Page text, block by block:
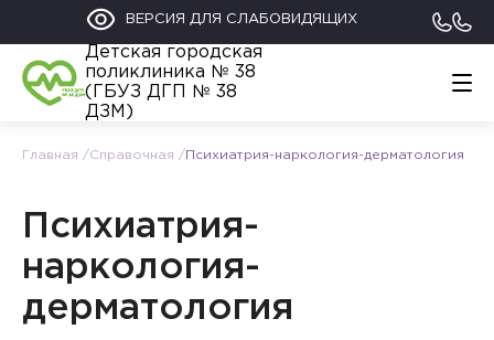
ВЕРСИЯ ДЛЯ СЛАБОВИДЯЩИХ
Детская городская
поликлиника № 38
(ГБУЗ ДГП № 38
ДЗМ)
Главная
Обратиться
Контакты
Информация
Родителям
112 +7 (495) 122-02-21
Главная Справочная Психиатрия-наркология-дерматология
Психиатрия-
наркология-
дерматология